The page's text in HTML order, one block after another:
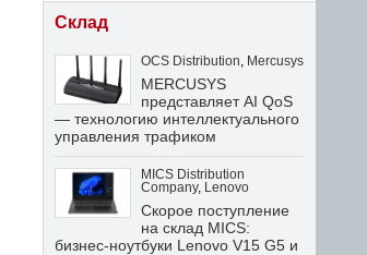
Склад
OCS Distribution Mercusys
MERCUSYS
представляет AI QoS
— технологию интеллектуального
управления трафиком
MICS Distribution
Company, Lenovo
Скорое поступление
на склад MICS:
бизнес-ноутбуки Lenovo V15 G5 и